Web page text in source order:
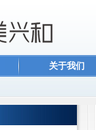
关于我们